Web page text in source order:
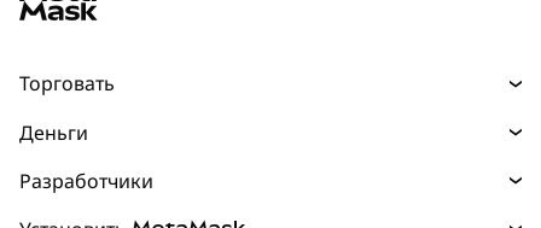
Торговать
Прогнозы
Деньги
Разработчики